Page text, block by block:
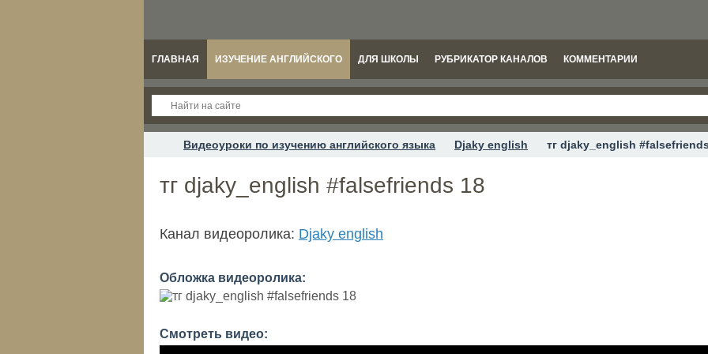
ГЛАВНАЯ ИЗУЧЕНИЕ АНГЛИЙСКОГО ДЛЯ ШКОЛЫ РУБРИКАТОР КАНАЛОВ КОММЕНТАРИИ
Видеоуроки по изучению английского языка Djaky english тг djaky_english
тг djaky_english #falsefriends 18
Канал видеоролика: Djaky english
Обложка видеоролика:
Смотреть видео: